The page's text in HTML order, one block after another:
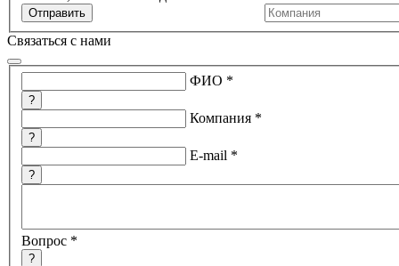
Связаться с нами
ФИО *
?
Компания *
?
E-mail *
?
Вопрос *
?